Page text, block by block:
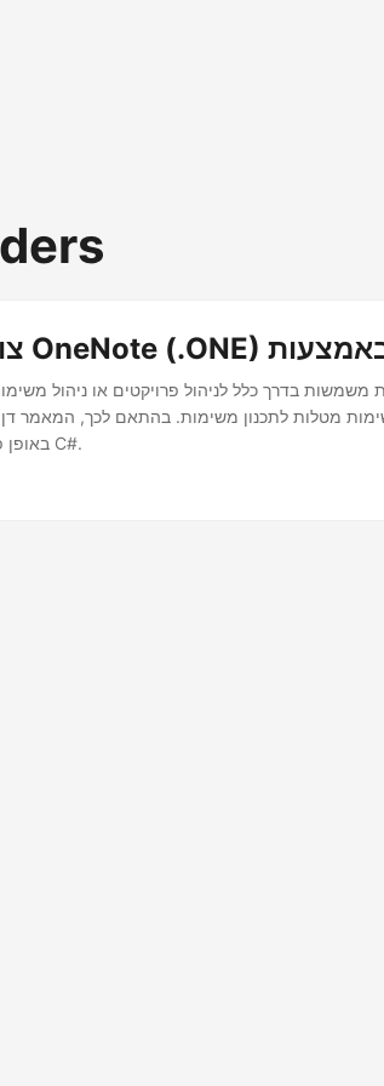
משמשות בדרך כלל לניהול פרויקטים או ניהול
מטלות בקובץ OneNote באופן פרוגרמטי באמצעות C#.